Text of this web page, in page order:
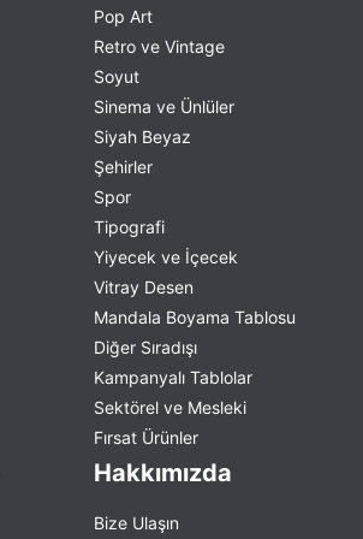
Pop Art
Retro ve Vintage
Soyut
Sinema ve Ünlüler
Siyah Beyaz
Şehirler
Spor
Tipografi
Yiyecek ve İçecek
Vitray Desen
Mandala Boyama Tablosu
Diğer Sıradışı
Kampanyalı Tablolar
Sektörel ve Mesleki
Fırsat Ürünler
Hakkımızda
Bize Ulaşın